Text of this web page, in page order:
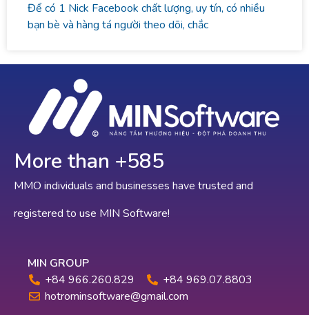
Để có 1 Nick Facebook chất lượng, uy tín, có nhiều
bạn bè và hàng tá người theo dõi, chắc
MMO individuals and businesses have trusted and
registered to use MIN Software!
More than +648
MIN GROUP
+84 966.260.829
+84 969.07.8803
hotrominsoftware@gmail.com